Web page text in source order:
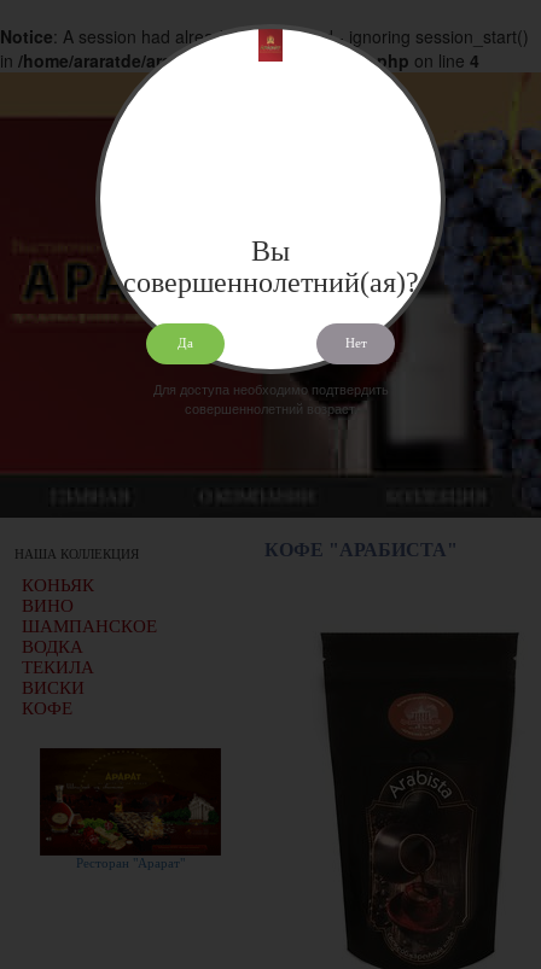
Notice: A session had already been started - ignoring session_start()
in /home/araratde/araratdeg.ru/docs/products.php on line 4
НАША КОЛЛЕКЦИЯ
КОНЬЯК
ВИНО
ШАМПАНСКОЕ
ВОДКА
ТЕКИЛА
ВИСКИ
КОФЕ
Ресторан "Арарат"
КОФЕ "АРАБИСТА"
Вы
совершеннолетний(ая)?
Да Нет
Для доступа необходимо подтвердить
совершеннолетний возраст.